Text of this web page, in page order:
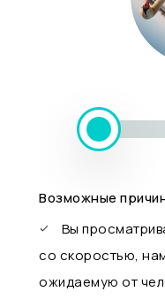
Возможные
Вы
со скоростью,
ожидаемую от